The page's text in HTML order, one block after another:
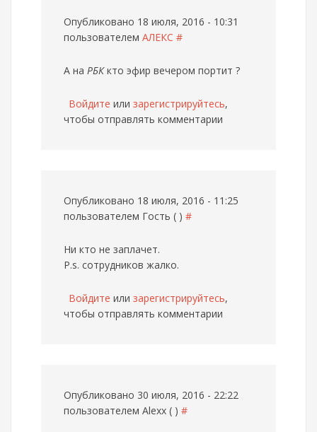
Опубликовано 18 июля, 2016 - 10:31
пользователем АЛЕКС #
А на РБКкто эфир вечером портит ?
Войдите или зарегистрируйтесь,
чтобы отправлять комментарии
Опубликовано 18 июля, 2016 - 11:25
пользователем Гость ( ) #
Ни кто не заплачет.
P.s. сотрудников жалко.
Войдите или зарегистрируйтесь,
чтобы отправлять комментарии
Опубликовано 30 июля, 2016 - 22:22
пользователем Alexx ( ) #